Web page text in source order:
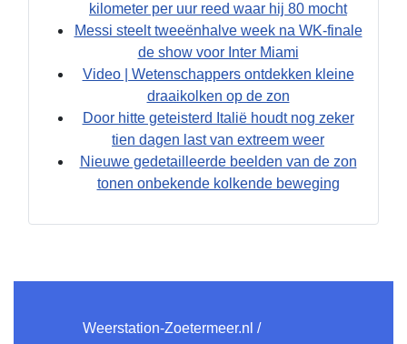
kilometer per uur reed waar hij 80 mocht
Messi steelt tweeënhalve week na WK-finale
de show voor Inter Miami
Video | Wetenschappers ontdekken kleine
draaikolken op de zon
Door hitte geteisterd Italië houdt nog zeker
tien dagen last van extreem weer
Nieuwe gedetailleerde beelden van de zon
tonen onbekende kolkende beweging
Weerstation-Zoetermeer.nl /